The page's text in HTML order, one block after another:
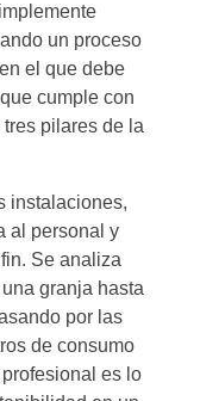
un proceso
el que debe
cumple con
pilares de la
instalaciones,
al personal y
Se analiza
granja hasta
por las
de consumo
es lo